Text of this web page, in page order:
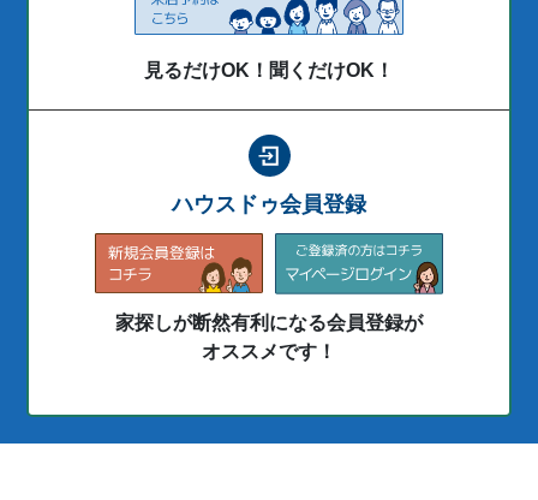
見るだけOK！聞くだけOK！
ハウスドゥ会員登録
家探しが断然有利になる会員登録が
オススメです！